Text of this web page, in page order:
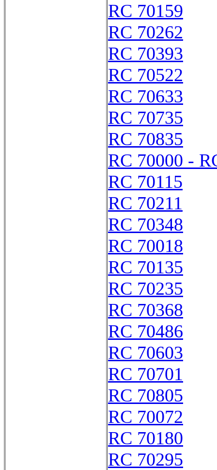
RC 70159
RC 70262
RC 70393
RC 70522
RC 70633
RC 70735
RC 70835
RC 70000 -
RC 70115
RC 70211
RC 70348
RC 70018
RC 70135
RC 70235
RC 70368
RC 70486
RC 70603
RC 70701
RC 70805
RC 70072
RC 70180
RC 70295